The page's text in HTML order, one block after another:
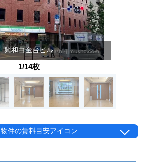
興和白金台ビル
1/14枚
件の賃料目安アイコン